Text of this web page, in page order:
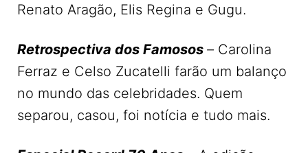
Renato Aragão, Elis Regina e Gugu.
Retrospectiva dos Famosos –Carolina
Ferraz e Celso Zucatelli farão um balanço
no mundo das celebridades. Quem
separou, casou, foi notícia e tudo mais.